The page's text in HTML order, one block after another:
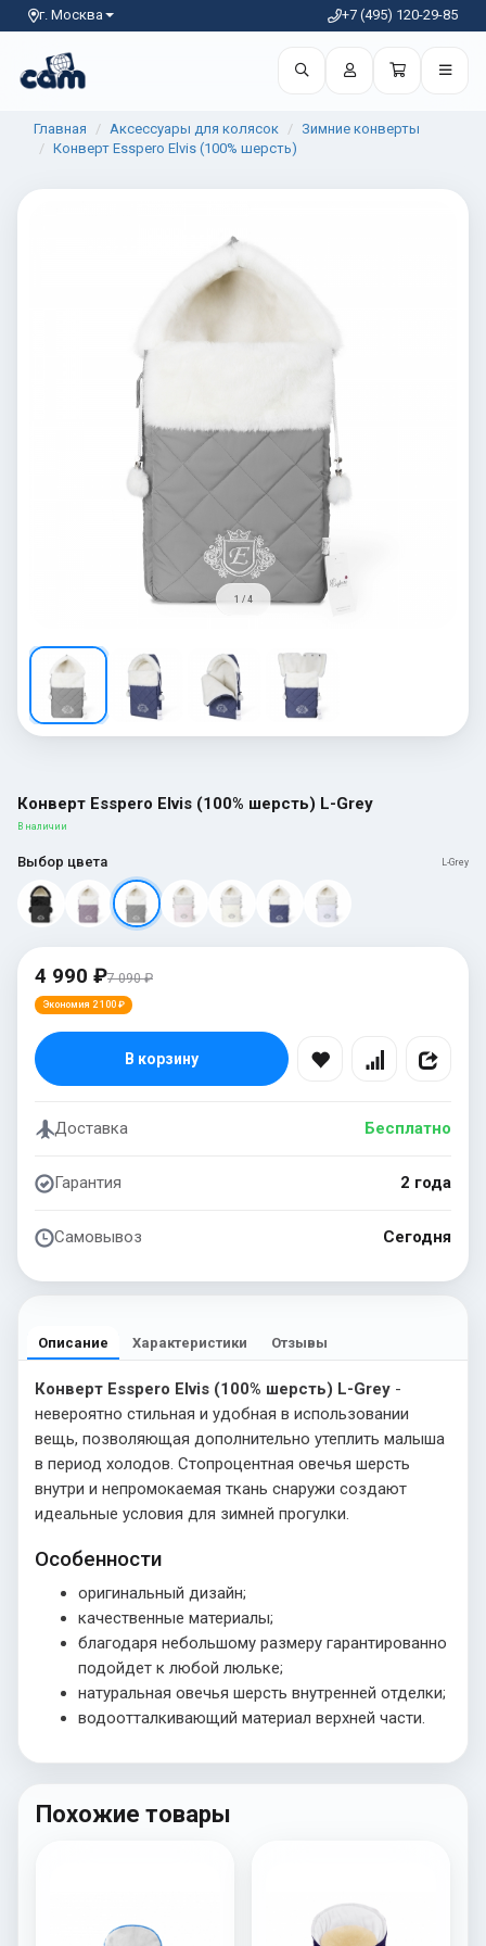
г. Москва +7 (495) 120-29-85
Главная Аксессуары для колясок
Зимние конверты
Конверт Esspero Elvis (100% шерсть)
1 / 4
Конверт Esspero Elvis (100% шерсть) L-Grey
В наличии
Выбор цвета L-Grey
4 990 ₽7 090 ₽
Экономия 2 100 ₽
В корзину
Доставка Бесплатно
Гарантия 2 года
Самовывоз Сегодня
Описание Характеристики Отзывы
Конверт Esspero Elvis (100% шерсть) L-Grey -
невероятно стильная и удобная в использовании
вещь, позволяющая дополнительно утеплить малыша
в период холодов. Стопроцентная овечья шерсть
внутри и непромокаемая ткань снаружи создают
идеальные условия для зимней прогулки.
Особенности
оригинальный дизайн;
качественные материалы;
благодаря небольшому размеру гарантированно
подойдет к любой люльке;
натуральная овечья шерсть внутренней отделки;
водоотталкивающий материал верхней части.
Похожие товары